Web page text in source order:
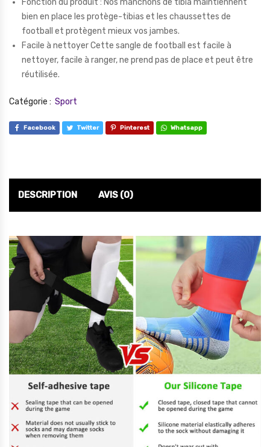
Fonction du produit : Nos manchons de tibia maintiennent
bien en place les protège-tibias et les chaussettes de
football et protègent mieux vos jambes.
Facile à nettoyer Cette sangle de football est facile à
nettoyer, facile à ranger, ne prend pas de place et peut être
réutilisée.
Catégorie : Sport
Facebook Twitter Pinterest Whatsapp
DESCRIPTION AVIS (0)